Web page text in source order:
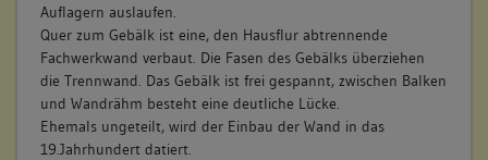
Auflagern auslaufen.
Quer zum Gebälk ist eine, den Hausflur abtrennende
Fachwerkwand verbaut. Die Fasen des Gebälks überziehen
die Trennwand. Das Gebälk ist frei gespannt, zwischen Balken
und Wandrähm besteht eine deutliche Lücke.
Ehemals ungeteilt, wird der Einbau der Wand in das
19.Jahrhundert datiert.